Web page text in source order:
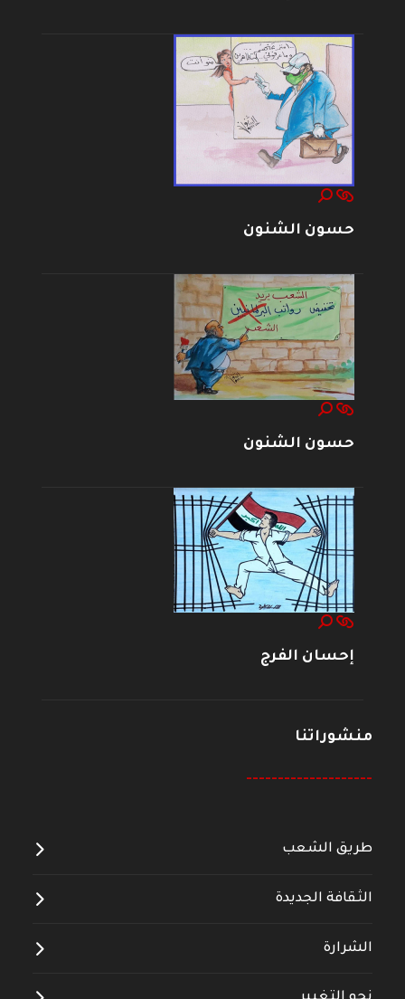
حسون الشنون
حسون الشنون
إحسان الفرج
منشوراتنا
--------------------
طريق الشعب
الثقافة الجديدة
الشرارة